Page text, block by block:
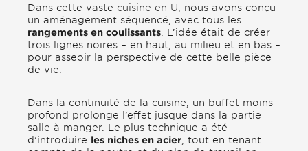
Dans cette vaste cuisine en U , nous avons conçu
un aménagement séquencé, avec tous les
rangements en coulissants . L’idée était de créer
trois lignes noires – en haut, au milieu et en bas –
pour asseoir la perspective de cette belle pièce
de vie.
Dans la continuité de la cuisine, un buffet moins
profond prolonge l’effet jusque dans la partie
salle à manger. Le plus technique a été
d’introduire les niches en acier , tout en tenant